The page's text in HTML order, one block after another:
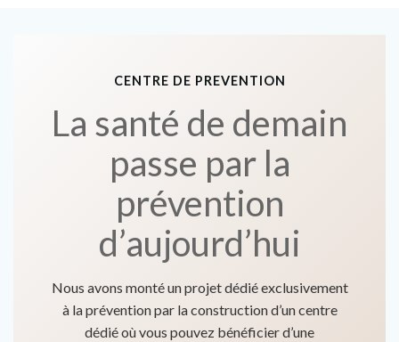
CENTRE DE PREVENTION
La santé de demain
passe par la
prévention
d’aujourd’hui
Nous avons monté un projet dédié exclusivement
à la prévention par la construction d’un centre
dédié où vous pouvez bénéficier d’une